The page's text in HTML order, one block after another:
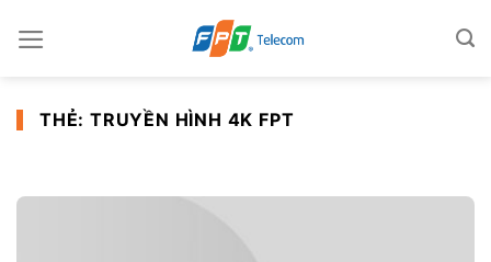
THẺ: TRUYỀN HÌNH 4K FPT